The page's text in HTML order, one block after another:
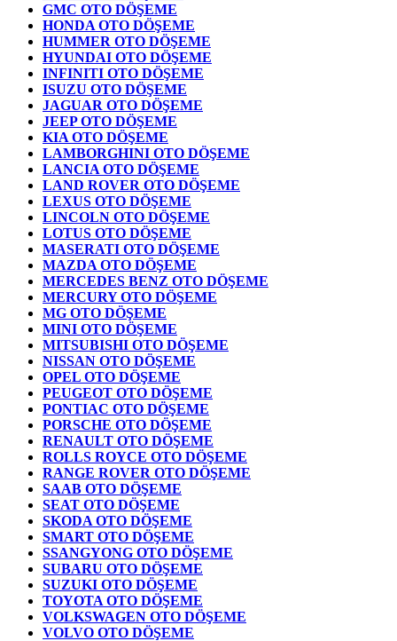
GMC OTO DÖŞEME
HONDA OTO DÖŞEME
HUMMER OTO DÖŞEME
HYUNDAI OTO DÖŞEME
INFINITI OTO DÖŞEME
ISUZU OTO DÖŞEME
JAGUAR OTO DÖŞEME
JEEP OTO DÖŞEME
KIA OTO DÖŞEME
LAMBORGHINI OTO DÖŞEME
LANCIA OTO DÖŞEME
LAND ROVER OTO DÖŞEME
LEXUS OTO DÖŞEME
LINCOLN OTO DÖŞEME
LOTUS OTO DÖŞEME
MASERATI OTO DÖŞEME
MAZDA OTO DÖŞEME
MERCEDES BENZ OTO DÖŞEME
MERCURY OTO DÖŞEME
MG OTO DÖŞEME
MINI OTO DÖŞEME
MITSUBISHI OTO DÖŞEME
NISSAN OTO DÖŞEME
OPEL OTO DÖŞEME
PEUGEOT OTO DÖŞEME
PONTIAC OTO DÖŞEME
PORSCHE OTO DÖŞEME
RENAULT OTO DÖŞEME
ROLLS ROYCE OTO DÖŞEME
RANGE ROVER OTO DÖŞEME
SAAB OTO DÖŞEME
SEAT OTO DÖŞEME
SKODA OTO DÖŞEME
SMART OTO DÖŞEME
SSANGYONG OTO DÖŞEME
SUBARU OTO DÖŞEME
SUZUKI OTO DÖŞEME
TOYOTA OTO DÖŞEME
VOLKSWAGEN OTO DÖŞEME
VOLVO OTO DÖŞEME